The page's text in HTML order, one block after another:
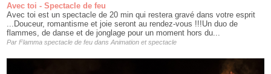
Avec toi - Spectacle de feu
Avec toi est un spectacle de 20 min qui restera gravé dans votre esprit
...Douceur, romantisme et joie seront au rendez-vous !!!Un duo de
flammes, de danse et de jonglage pour un moment hors du...
Par Flamma spectacle de feudans Animation et spectacle